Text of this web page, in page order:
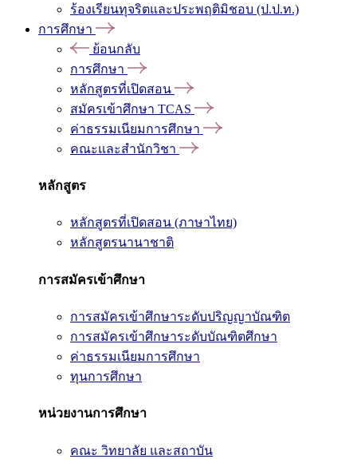
ร้องเรียนทุจริตและประพฤติมิชอบ (ป.ป.ท.)
การศึกษา
ย้อนกลับ
การศึกษา
หลักสูตรที่เปิดสอน
สมัครเข้าศึกษา TCAS
ค่าธรรมเนียมการศึกษา
คณะและสำนักวิชา
หลักสูตร
หลักสูตรที่เปิดสอน (ภาษาไทย)
หลักสูตรนานาชาติ
การสมัครเข้าศึกษา
การสมัครเข้าศึกษาระดับปริญญาบัณฑิต
การสมัครเข้าศึกษาระดับบัณฑิตศึกษา
ค่าธรรมเนียมการศึกษา
ทุนการศึกษา
หน่วยงานการศึกษา
คณะ วิทยาลัย และสถาบัน